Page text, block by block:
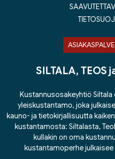
SILTALA, TEOS
Kustannusosakeyhtiö
yleiskustantamo, joka
kauno- ja tietokirjallisuutta
kustantamosta: Siltalasta,
kullakin on oma
kustantamoperhe